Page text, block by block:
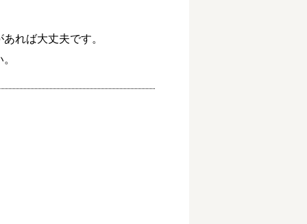
れば大丈夫です。